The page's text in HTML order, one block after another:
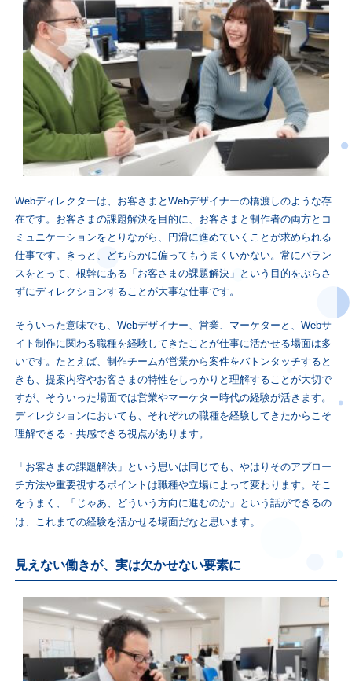
Webディレクターは、お客さまとWebデザイナーの橋渡しのような存
在です。お客さまの課題解決を目的に、お客さまと制作者の両方とコ
ミュニケーションをとりながら、円滑に進めていくことが求められる
仕事です。きっと、どちらかに偏ってもうまくいかない。常にバラン
スをとって、根幹にある「お客さまの課題解決」という目的をぶらさ
ずにディレクションすることが大事な仕事です。
そういった意味でも、Webデザイナー、営業、マーケターと、Webサ
イト制作に関わる職種を経験してきたことが仕事に活かせる場面は多
いです。たとえば、制作チームが営業から案件をバトンタッチすると
きも、提案内容やお客さまの特性をしっかりと理解することが大切で
すが、そういった場面では営業やマーケター時代の経験が活きます。
ディレクションにおいても、それぞれの職種を経験してきたからこそ
理解できる・共感できる視点があります。
「お客さまの課題解決」という思いは同じでも、やはりそのアプロー
チ方法や重要視するポイントは職種や立場によって変わります。そこ
をうまく、「じゃあ、どういう方向に進むのか」という話ができるの
は、これまでの経験を活かせる場面だなと思います。
見えない働きが、実は欠かせない要素に